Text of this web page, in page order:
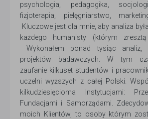
psychologia, pedagogika,
fizjoterapia, pielęgniarstwo,
Kluczowe jest dla mnie, aby analiza
każdego humanisty (którym
Wykonałem ponad tysiąc analiz,
projektów badawczych. W tym
zaufanie kilkuset studentów i
uczelni wyższych z całej Polski.
kilkudziesięcioma Instytucjami:
Fundacjami i Samorządami.
moich Klientów, to osoby którym